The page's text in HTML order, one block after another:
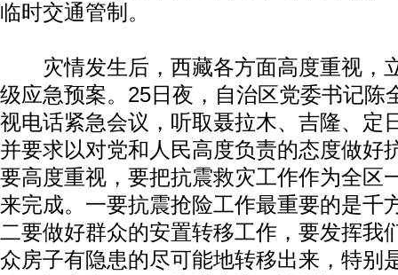
临时交通管制。
灾情发生后，西藏各方面高度重视，
级应急预案。25日夜，自治区党委书记陈
视电话紧急会议，听取聂拉木、吉隆、定
并要求以对党和人民高度负责的态度做好
要高度重视，要把抗震救灾工作作为全区
来完成。一要抗震抢险工作最重要的是千
二要做好群众的安置转移工作，要发挥我
众房子有隐患的尽可能地转移出来，特别